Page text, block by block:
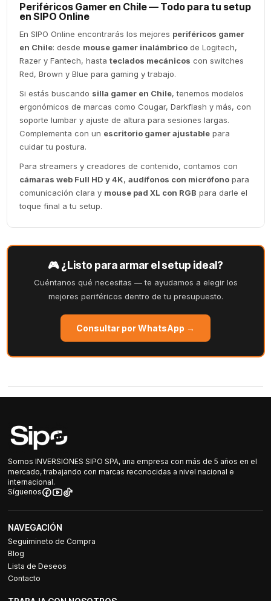
Periféricos Gamer en Chile — Todo para tu setup
en SIPO Online
En SIPO Online encontrarás los mejores periféricos gamer
en Chile: desde mouse gamer inalámbricode Logitech,
Razer y Fantech, hasta teclados mecánicos con switches
Red, Brown y Blue para gaming y trabajo.
Si estás buscando silla gamer en Chile, tenemos modelos
ergonómicos de marcas como Cougar, Darkflash y más, con
soporte lumbar y ajuste de altura para sesiones largas.
Complementa con un escritorio gamer ajustablepara
cuidar tu postura.
Para streamers y creadores de contenido, contamos con
cámaras web Full HD y 4K, audífonos con micrófonopara
comunicación clara y mouse pad XL con RGB para darle el
toque final a tu setup.
🎮 ¿Listo para armar el setup ideal?
Cuéntanos qué necesitas — te ayudamos a elegir los
mejores periféricos dentro de tu presupuesto.
Consultar por WhatsApp →
Somos INVERSIONES SIPO SPA, una empresa con más de 5 años en el
mercado, trabajando con marcas reconocidas a nivel nacional e
internacional.
Síguenos
NAVEGACIÓN
Seguimineto de Compra
Blog
Lista de Deseos
Contacto